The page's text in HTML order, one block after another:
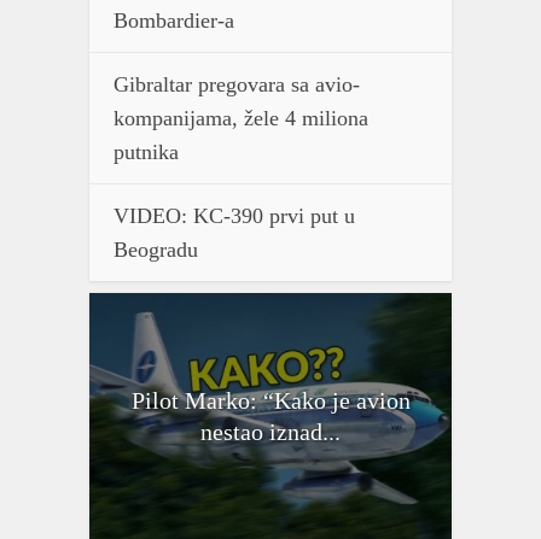
Bombardier-a
Gibraltar pregovara sa avio-
kompanijama, žele 4 miliona
putnika
VIDEO: KC-390 prvi put u
Beogradu
Pilot Marko: “Kako je avion
nestao iznad...